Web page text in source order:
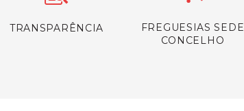
TRANSPARÊNCIA
FREGUESIAS SEDE
CONCELHO